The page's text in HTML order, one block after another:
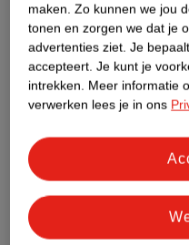
Etiketinformatie
Nature Impact Score
Dit
Bestel &
maken. Zo kunnen we jou
tonen en zorgen we dat je
advertenties ziet. Je
accepteert. Je kunt je
intrekken. Meer informatie
verwerken lees je in ons